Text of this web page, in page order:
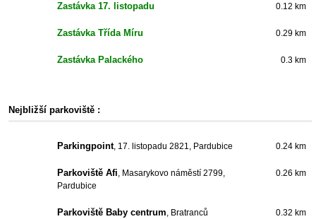
Zastávka 17. listopadu 0.12 km
Zastávka Třída Míru 0.29 km
Zastávka Palackého 0.3 km
Nejbližší parkoviště :
Parkingpoint, 17. listopadu 2821, Pardubice 0.24 km
Parkoviště Afi, Masarykovo náměstí 2799,
Pardubice
0.26 km
Parkoviště Baby centrum, Bratranců
0.32 km